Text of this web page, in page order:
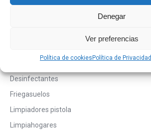
Denegar
Ver preferencias
Política de cookies Política de Privacidad
Categorías de los productos
Desatascadores y Antical
Desinfectantes
Friegasuelos
Limpiadores pistola
Limpiahogares